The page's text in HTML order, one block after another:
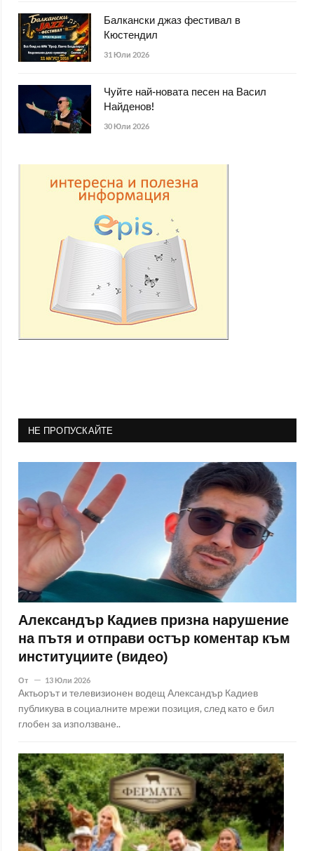
Балкански джаз фестивал в
Кюстендил
31 Юли 2026
Чуйте най-новата песен на Васил
Найденов!
30 Юли 2026
НЕ ПРОПУСКАЙТЕ
Александър Кадиев призна нарушение
на пътя и отправи остър коментар към
институциите (видео)
От 13 Юли 2026
Актьорът и телевизионен водещ Александър Кадиев
публикува в социалните мрежи позиция, след като е бил
глобен за използване..